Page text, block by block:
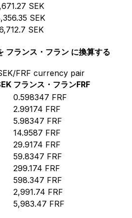
SEK
SEK
SEK
フランス・フラン に換算する
FRF currency pair
フランス・フランFRF
0.598347 FRF
2.99174 FRF
5.98347 FRF
14.9587 FRF
29.9174 FRF
59.8347 FRF
299.174 FRF
598.347 FRF
2,991.74 FRF
5,983.47 FRF